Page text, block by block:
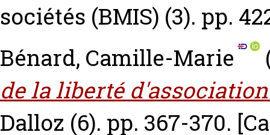
sociétés (BMIS) (3). pp.
Bénard, Camille-Marie
de la liberté
Dalloz (6). pp. 367-370.